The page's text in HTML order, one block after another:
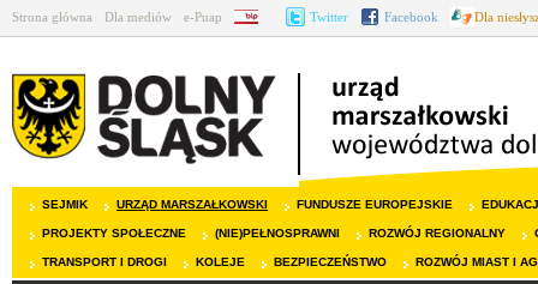
Strona główna Dla mediów e-Puap BIP Twitter Facebook Dla
SEJMIK URZĄD MARSZAŁKOWSKI FUNDUSZE EUROPEJSKIE
PROJEKTY SPOŁECZNE (NIE)PEŁNOSPRAWNI ROZWÓJ REGIONALNY
TRANSPORT I DROGI KOLEJE BEZPIECZEŃSTWO ROZWÓJ MIAST I